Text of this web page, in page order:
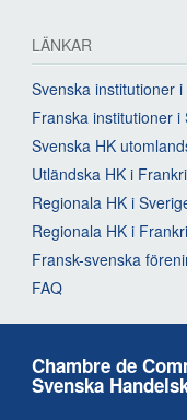
LÄNKAR
Svenska institutioner
Franska institutioner i
Svenska HK
Utländska HK i
Regionala HK i
Regionala HK i
Fransk-svenska
FAQ
Chambre de
Svenska